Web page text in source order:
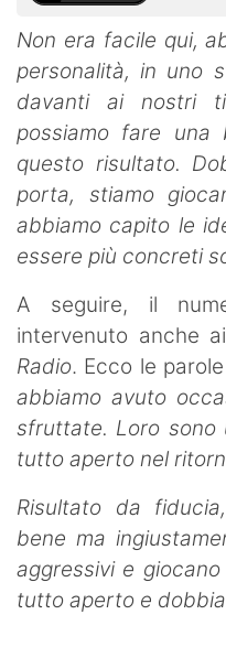
Non era facile qui,
personalità, in uno
davanti ai nostri
possiamo fare una
questo risultato.
porta, stiamo
abbiamo capito le
essere più concreti
A seguire, il
intervenuto anche
Radio. Ecco le
abbiamo avuto
sfruttate. Loro sono
tutto aperto nel
Risultato da
bene ma
aggressivi e
tutto aperto e